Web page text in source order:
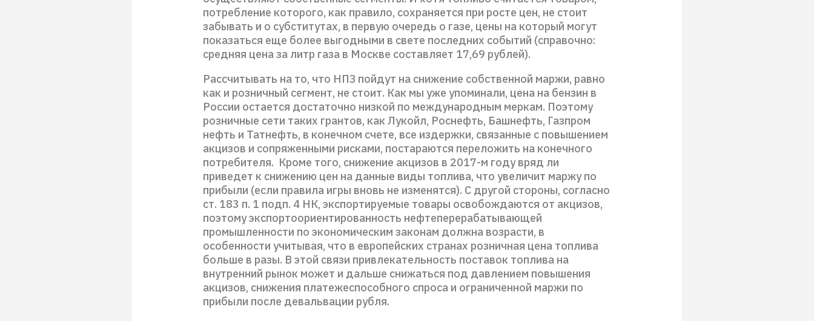
потребление которого, как правило, сохраняется при росте цен, не стоит
забывать и о субститутах, в первую очередь о газе, цены на который могут
показаться еще более выгодными в свете последних событий (справочно:
средняя цена за литр газа в Москве составляет 17,69 рублей).
Рассчитывать на то, что НПЗ пойдут на снижение собственной маржи, равно
как и розничный сегмент, не стоит. Как мы уже упоминали, цена на бензин в
России остается достаточно низкой по международным меркам. Поэтому
розничные сети таких грантов, как Лукойл, Роснефть, Башнефть, Газпром
нефть и Татнефть, в конечном счете, все издержки, связанные с повышением
акцизов и сопряженными рисками, постараются переложить на конечного
потребителя. Кроме того, снижение акцизов в 2017-м году вряд ли
приведет к снижению цен на данные виды топлива, что увеличит маржу по
прибыли (если правила игры вновь не изменятся). С другой стороны, согласно
ст. 183 п. 1 подп. 4 НК, экспортируемые товары освобождаются от акцизов,
поэтому экспортоориентированность нефтеперерабатывающей
промышленности по экономическим законам должна возрасти, в
особенности учитывая, что в европейских странах розничная цена топлива
больше в разы. В этой связи привлекательность поставок топлива на
внутренний рынок может и дальше снижаться под давлением повышения
акцизов, снижения платежеспособного спроса и ограниченной маржи по
прибыли после девальвации рубля.